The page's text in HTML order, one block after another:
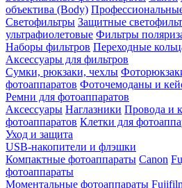
объектива (Body)
Светофильтры Защитные
ультрафиолетовые Фильтры
Наборы фильтров Переходные
Аксессуары для фильтров
Сумки, рюкзаки, чехлы
фотоаппаратов Фоточемоданы и
Ремни для фотоаппаратов
Аксессуары Наглазники Провода и
фотоаппаратов Клетки для
Уход и защита
USB-накопители и флэшки
Компактные фотоаппараты Canon
фотоаппараты
Моментальные фотоаппараты